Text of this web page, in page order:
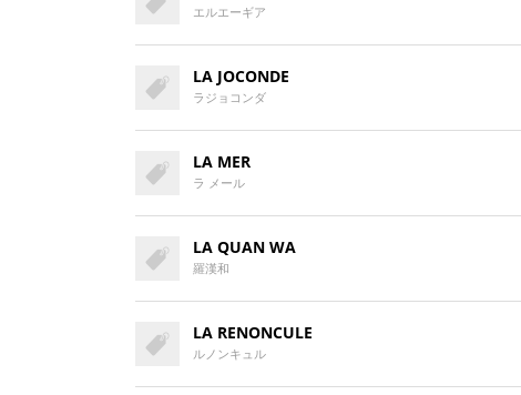
エルエーギア
LA JOCONDE
ラジョコンダ
LA MER
ラ メール
LA QUAN WA
羅漢和
LA RENONCULE
ルノンキュル